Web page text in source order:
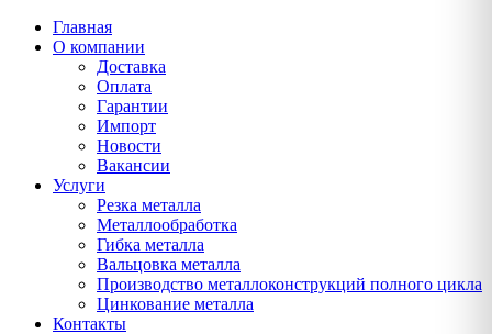
Главная
О компании
Доставка
Оплата
Гарантии
Импорт
Новости
Вакансии
Услуги
Резка металла
Металлообработка
Гибка металла
Вальцовка металла
Производство металлоконструкций полного цикла
Цинкование металла
Контакты